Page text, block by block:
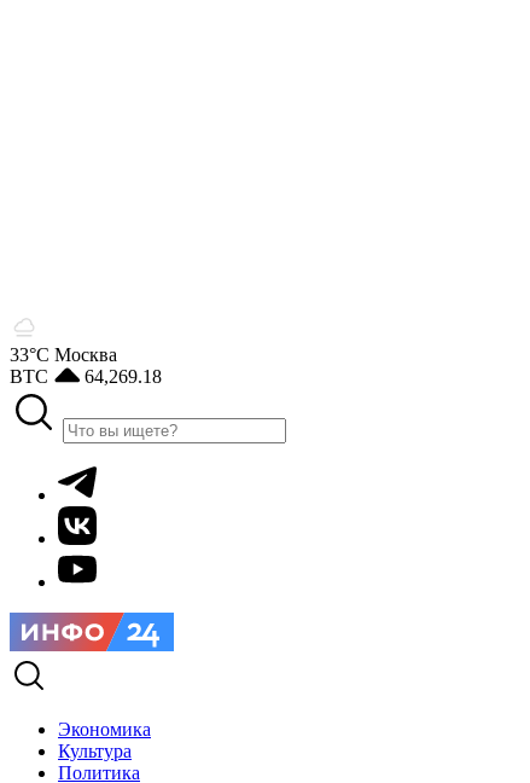
33°С Москва
BTC
64,269.18
Экономика
Культура
Политика